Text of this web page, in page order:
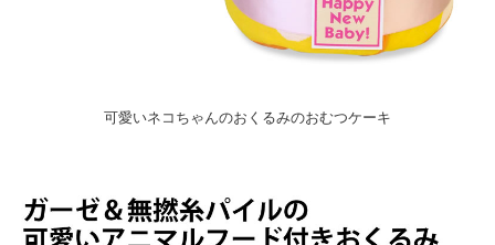
可愛いネコちゃんのおくるみのおむつケーキ